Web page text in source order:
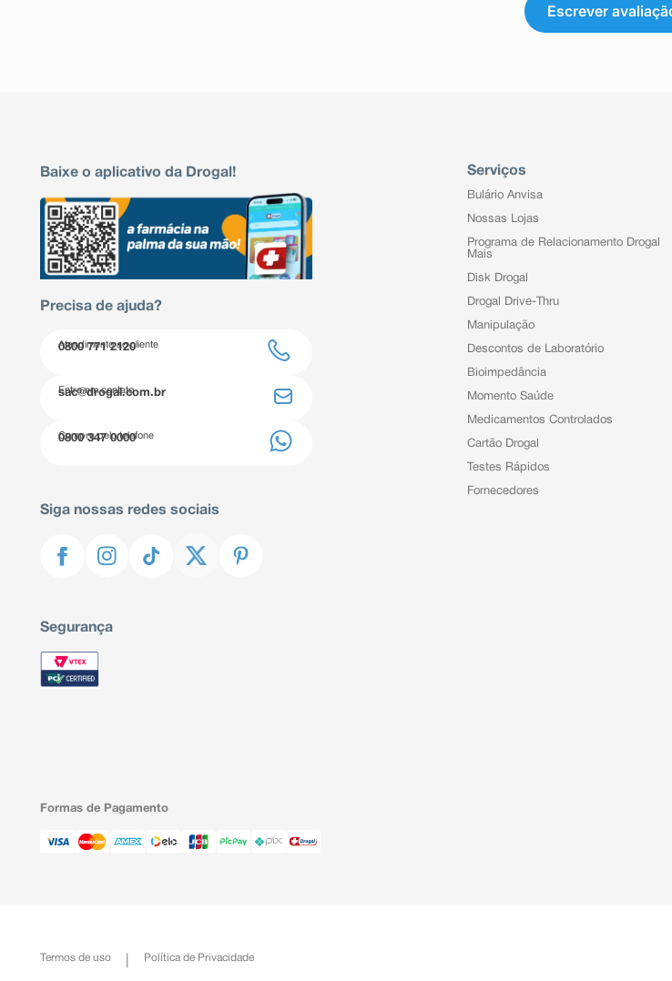
Escrever
Baixe o aplicativo da Drogal!
Precisa de ajuda?
Atendimento ao cliente
0800 771 2120
Entre em contato
sac@drogal.com.br
Compre pelo telefone
0800 347 0000
Siga nossas redes sociais
Segurança
Serviços
Bulário Anvisa
Nossas Lojas
Programa de Relacionamento Drogal
Mais
Disk Drogal
Drogal Drive-Thru
Manipulação
Descontos de Laboratório
Bioimpedância
Momento Saúde
Medicamentos Controlados
Cartão Drogal
Testes Rápidos
Fornecedores
Formas de Pagamento
Termos de uso Política de Privacidade